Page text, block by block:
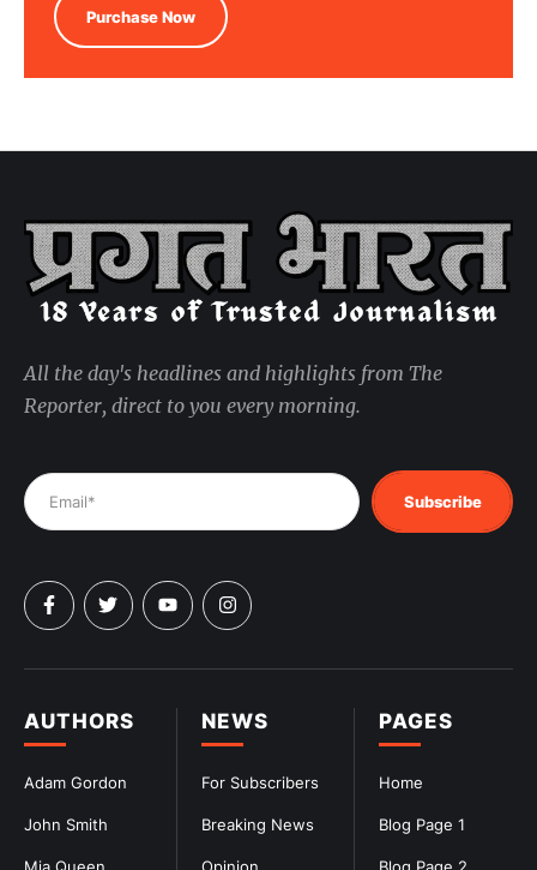
Purchase Now
PAGES
Home
Blog Page 1
NEWS
For Subscribers
Breaking News
AUTHORS
Adam Gordon
John Smith
All the day's headlines and highlights from The
Reporter, direct to you every morning.
Subscribe